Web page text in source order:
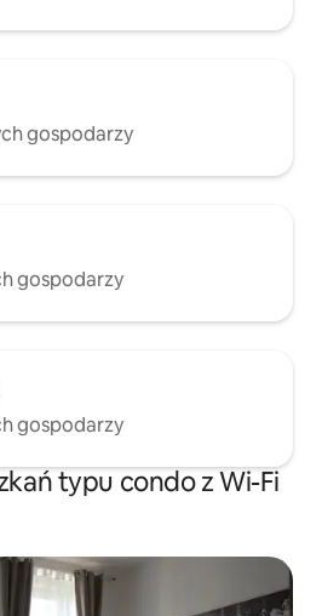
gospodarzy
gospodarzy
gospodarzy
typu condo z Wi-Fi